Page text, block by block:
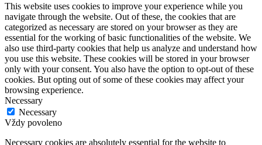
This website uses cookies to improve your experience while you
navigate through the website. Out of these, the cookies that are
categorized as necessary are stored on your browser as they are
essential for the working of basic functionalities of the website. We
also use third-party cookies that help us analyze and understand how
you use this website. These cookies will be stored in your browser
only with your consent. You also have the option to opt-out of these
cookies. But opting out of some of these cookies may affect your
browsing experience.
Necessary
Necessary
Vždy povoleno
Necessary cookies are absolutely essential for the website to